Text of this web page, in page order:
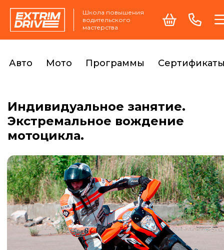
Школа повышения
водительского
мастерства
Авто Мото Программы
Индивидуальное занятие.
Экстремальное вождение
мотоцикла.